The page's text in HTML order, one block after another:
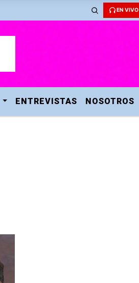
EN VIVO
ENTREVISTAS NOSOTROS